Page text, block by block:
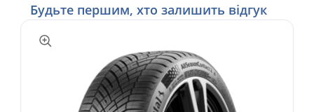
Будьте першим, хто залишить відгук